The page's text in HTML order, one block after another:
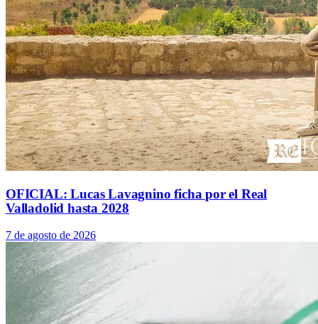
OFICIAL: Lucas Lavagnino ficha por el Real
Valladolid hasta 2028
7 de agosto de 2026